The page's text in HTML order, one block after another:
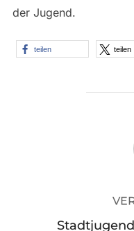
der Jugend.
teilen teilen